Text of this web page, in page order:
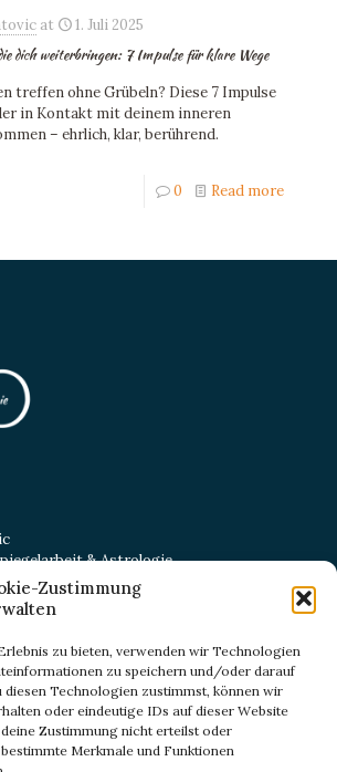
Zustimmung
zu bieten, verwenden wir Technologien
zu speichern und/oder darauf
diesen Technologien zustimmst, können wir
oder eindeutige IDs auf dieser Website
Zustimmung nicht erteilst oder
Merkmale und Funktionen
at 1. Juli 2025
dich weiterbringen: 7 Impulse für klare Wege
treffen ohne Grübeln? Diese 7 Impulse
in Kontakt mit deinem inneren
– ehrlich, klar, berührend.
0 Read more
& Astrologie
Straße 22